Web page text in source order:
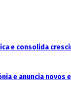
e consolida
e anuncia